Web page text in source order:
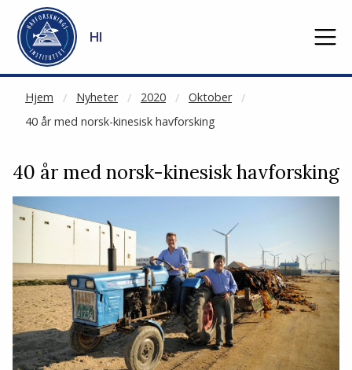
Gå til hovedinnhold
HI
Hjem Nyheter 2020
Oktober
40 år med norsk-kinesisk havforsking
NOT CACHED
40 år med norsk-kinesisk havforsking